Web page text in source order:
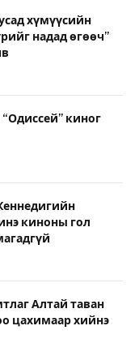
хүмүүсийн
надад өгөөч”
киног
киноны гол
Алтай таван
цахимаар хийнэ